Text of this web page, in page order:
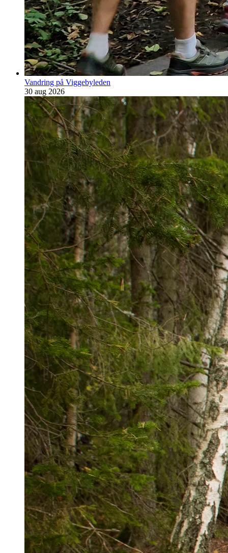
Vandring på Viggebyleden
30 aug 2026